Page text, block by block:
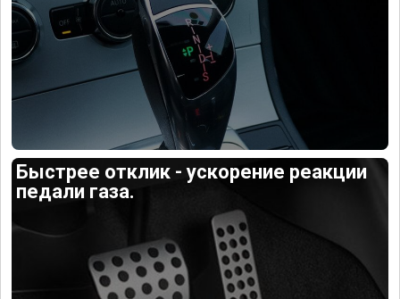
Быстрее отклик - ускорение реакции
педали газа.